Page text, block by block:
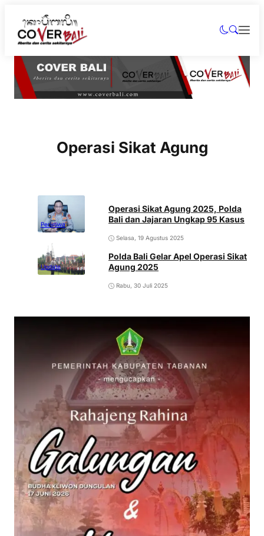
Operasi Sikat Agung
Peristiwa
Operasi Sikat Agung 2025, Polda
Bali dan Jajaran Ungkap 95 Kasus
Selasa, 19 Agustus 2025
Update
Polda Bali Gelar Apel Operasi Sikat
Agung 2025
Rabu, 30 Juli 2025